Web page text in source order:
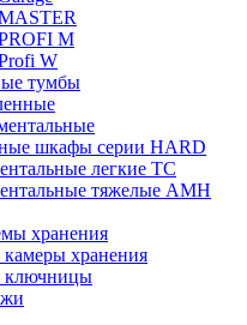
M
W
тумбы
шкафы серии HARD
легкие ТС
тяжелые AMH
хранения
хранения
ключницы